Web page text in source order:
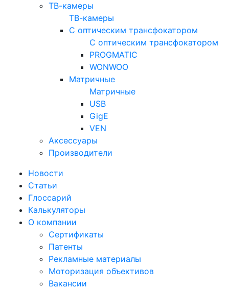
ТВ-камеры
ТВ-камеры
С оптическим трансфокатором
С оптическим трансфокатором
PROGMATIC
WONWOO
Матричные
Матричные
USB
GigE
VEN
Аксессуары
Производители
Новости
Статьи
Глоссарий
Калькуляторы
О компании
Сертификаты
Патенты
Рекламные материалы
Моторизация объективов
Вакансии